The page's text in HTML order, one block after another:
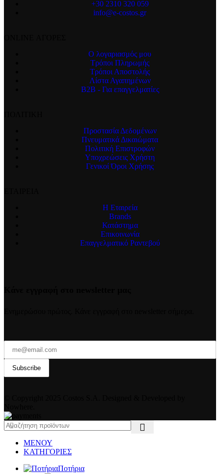
+30 2310 320 059
info@e-costos.gr
Ο λογαριασμός μου
Τρόποι Πληρωμής
Τρόποι Αποστολής
Λίστα Αγαπημένων
B2B - Για επαγγελματίες
Προστασία Δεδομένων
Πνευματικά Δικαιώματα
Πολιτική Επιστροφών
Υποχρεώσεις Χρήστη
Γενικοί Όροι Χρήσης
Η Εταιρεία
Brands
Κατάστημα
Επικοινωνία
Επαγγελματικό Ραντεβού
ΜΕΝΟΥ
ΚΑΤΗΓΟΡΙΕΣ
Ποτήρια